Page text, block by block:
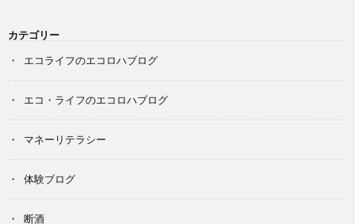
カテゴリー
エコライフのエコロハブログ
エコ・ライフのエコロハブログ
マネーリテラシー
体験ブログ
断酒